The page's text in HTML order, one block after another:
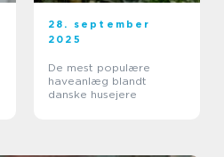
28. september
2025
De mest populære
haveanlæg blandt
danske husejere